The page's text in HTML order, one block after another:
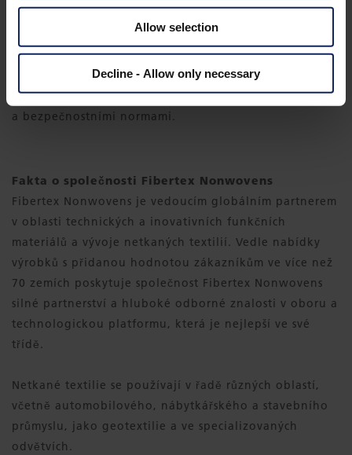
Allow selection
Decline - Allow only necessary
ekologickou a udržitelnou výrobu,“
pokračuje Jørgen
Dodává, že veškeré zařízení instalované v nových
prostorách je plně v souladu s nejvyššími ekologickými
a bezpečnostními normami.
Fakta o společnosti Fibertex Nonwovens
Fibertex Nonwovens je vedoucím globálním partnerem
v oblasti technických a inovativních funkčních
materiálů a vývoje netkaných textilií. Vedle nabídky
výrobků s přidanou hodnotou zákazníkům ve více než
70 zemích poskytuje společnost Fibertex Nonwovens
silné partnerství a hluboké odborné znalosti v oboru a
technologickou platformu, která je nejlepší ve své
třídě.
Netkané textilie se používají v řadě různých oblastí,
včetně automobilového, nábytkářského a stavebního
průmyslu, jako geotextilie a ve specializovaných
odvětvích.